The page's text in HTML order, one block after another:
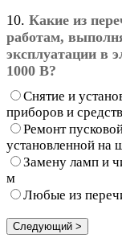
10. Какие из
работам,
эксплуатации в
1000 В?
Снятие и
приборов и
Ремонт
установленной на
Замену ламп и
м
Любые из